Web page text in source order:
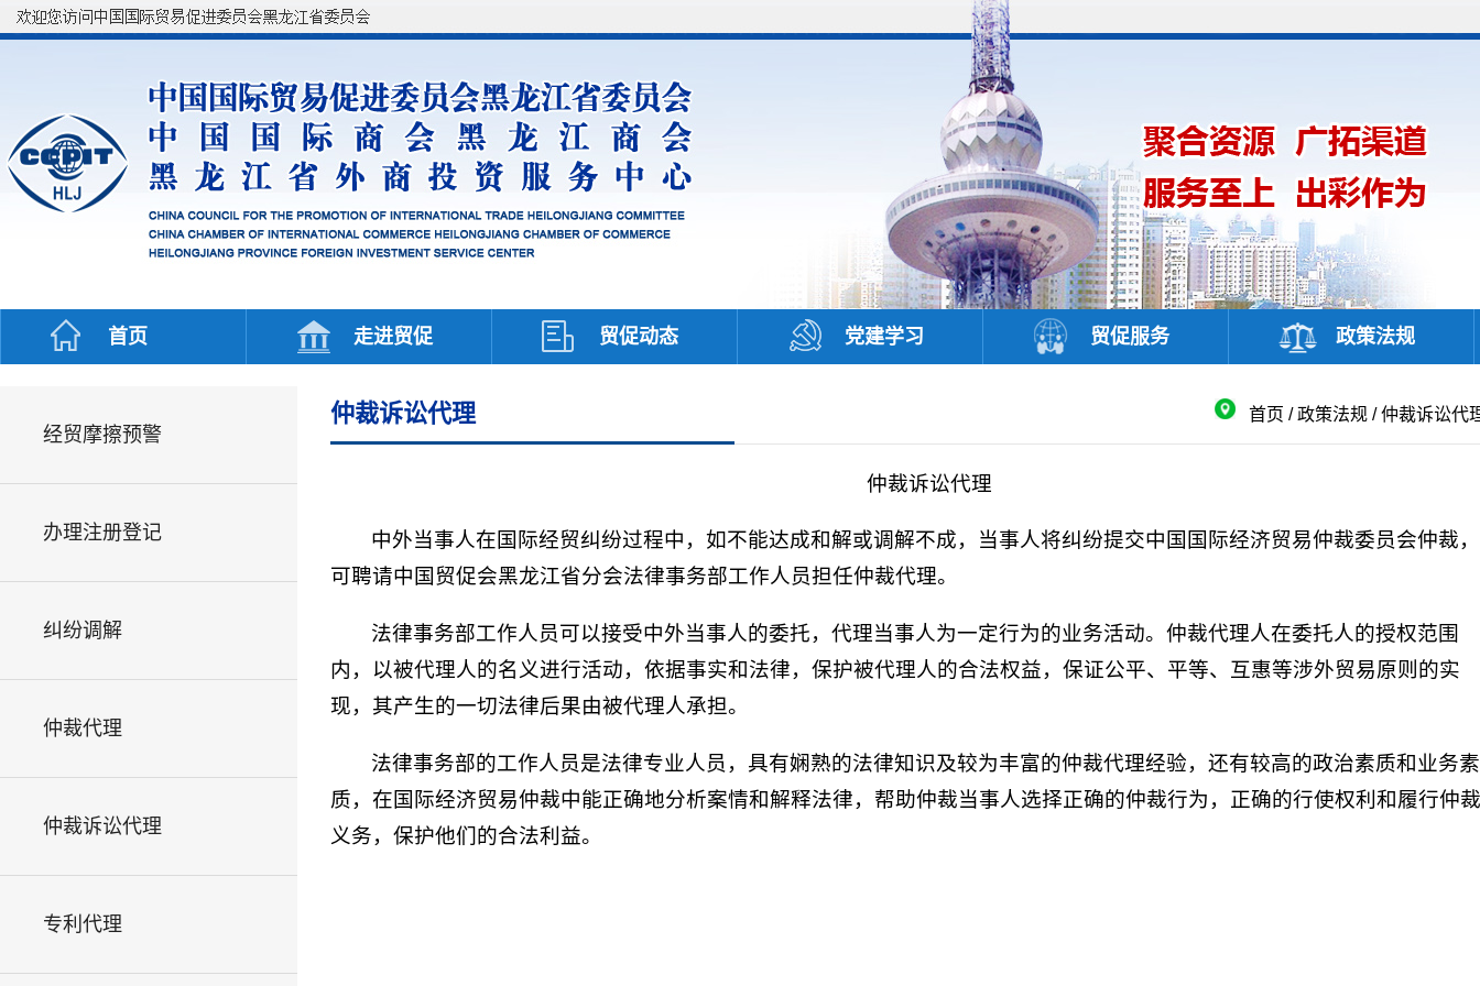
首页 走进贸促 贸促动态 党建学习 贸促服务 政策法规
经贸摩擦预警
办理注册登记
纠纷调解
仲裁代理
仲裁诉讼代理
专利代理
仲裁诉讼代理 首页 / 政策法规 / 仲裁诉讼代
仲裁诉讼代理
中外当事人在国际经贸纠纷过程中，如不能达成和解或调解不成，当事人将纠纷提交中国国际经济贸易仲裁委员会仲裁，
可聘请中国贸促会黑龙江省分会法律事务部工作人员担任仲裁代理。
法律事务部工作人员可以接受中外当事人的委托，代理当事人为一定行为的业务活动。仲裁代理人在委托人的授权范围
内，以被代理人的名义进行活动，依据事实和法律，保护被代理人的合法权益，保证公平、平等、互惠等涉外贸易原则的实
现，其产生的一切法律后果由被代理人承担。
法律事务部的工作人员是法律专业人员，具有娴熟的法律知识及较为丰富的仲裁代理经验，还有较高的政治素质和业务素
质，在国际经济贸易仲裁中能正确地分析案情和解释法律，帮助仲裁当事人选择正确的仲裁行为，正确的行使权利和履行仲裁
义务，保护他们的合法利益。